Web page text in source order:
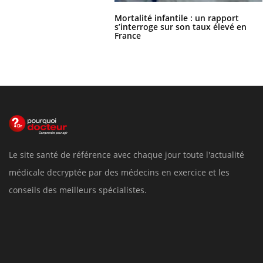
Mortalité infantile : un rapport
s’interroge sur son taux élevé en
France
Le site santé de référence avec chaque jour toute l'actualité
médicale decryptée par des médecins en exercice et les
conseils des meilleurs spécialistes.